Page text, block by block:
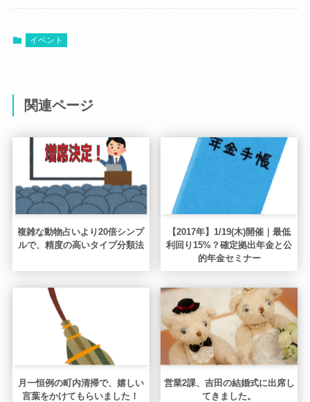
イベント
関連ページ
複雑な動物占いより20倍シンプ
ルで、精度の高いタイプ分類法
【2017年】1/19(木)開催｜最低
利回り15%？確定拠出年金と公
的年金セミナー
月一恒例の町内清掃で、嬉しい
言葉をかけてもらいました！
営業2課、吉田の結婚式に出席し
てきました。